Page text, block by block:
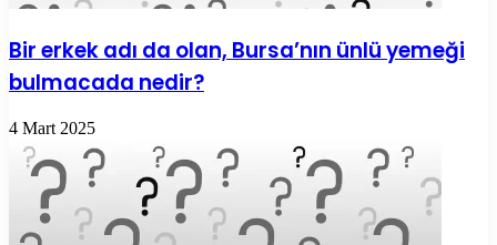
Bir erkek adı da olan, Bursa’nın ünlü yemeği
bulmacada nedir?
4 Mart 2025